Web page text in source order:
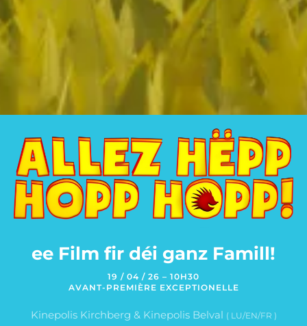
ee Film fir déi ganz Famill!
19 / 04 / 26 – 10H30
AVANT-PREMIÈRE EXCEPTIONELLE
Kinepolis Kirchberg & Kinepolis Belval ( LU/EN/FR )